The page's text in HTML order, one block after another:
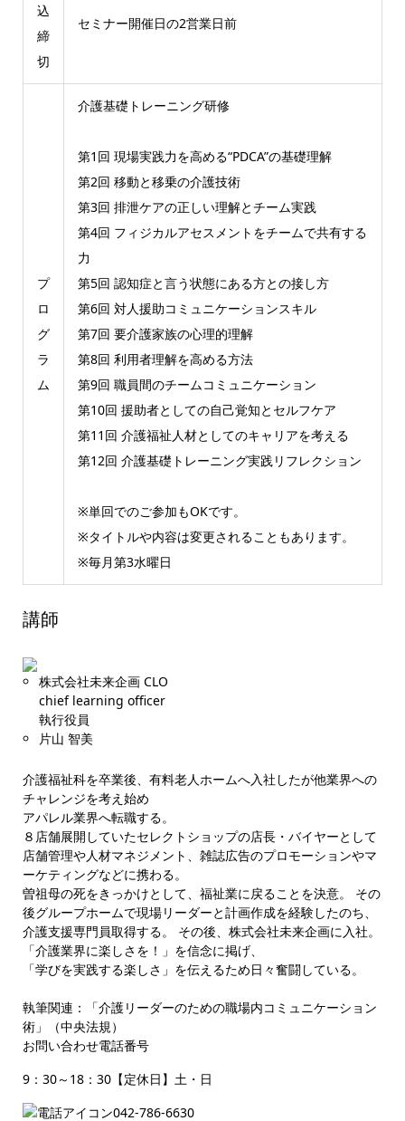
込
締
切
セミナー開催日の2営業日前
プ
ロ
グ
ラ
ム
介護基礎トレーニング研修
第1回 現場実践力を高める“PDCA”の基礎理解
第2回 移動と移乗の介護技術
第3回 排泄ケアの正しい理解とチーム実践
第4回 フィジカルアセスメントをチームで共有する
力
第5回 認知症と言う状態にある方との接し方
第6回 対人援助コミュニケーションスキル
第7回 要介護家族の心理的理解
第8回 利用者理解を高める方法
第9回 職員間のチームコミュニケーション
第10回 援助者としての自己覚知とセルフケア
第11回 介護福祉人材としてのキャリアを考える
第12回 介護基礎トレーニング実践リフレクション
※単回でのご参加もOKです。
※タイトルや内容は変更されることもあります。
※毎月第3水曜日
講師
株式会社未来企画 CLO
chief learning officer
執行役員
片山 智美
介護福祉科を卒業後、有料老人ホームへ入社したが他業界への
チャレンジを考え始め
アパレル業界へ転職する。
８店舗展開していたセレクトショップの店長・バイヤーとして
店舗管理や人材マネジメント、雑誌広告のプロモーションやマ
ーケティングなどに携わる。
曽祖母の死をきっかけとして、福祉業に戻ることを決意。 その
後グループホームで現場リーダーと計画作成を経験したのち、
介護支援専門員取得する。 その後、株式会社未来企画に入社。
「介護業界に楽しさを！」を信念に掲げ、
「学びを実践する楽しさ」を伝えるため日々奮闘している。
執筆関連：「介護リーダーのための職場内コミュニケーション
術」（中央法規）
お問い合わせ電話番号
9：30～18：30【定休日】土・日
042-786-6630